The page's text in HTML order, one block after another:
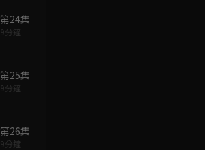
第24集
9分鐘
第25集
9分鐘
第26集
9分鐘